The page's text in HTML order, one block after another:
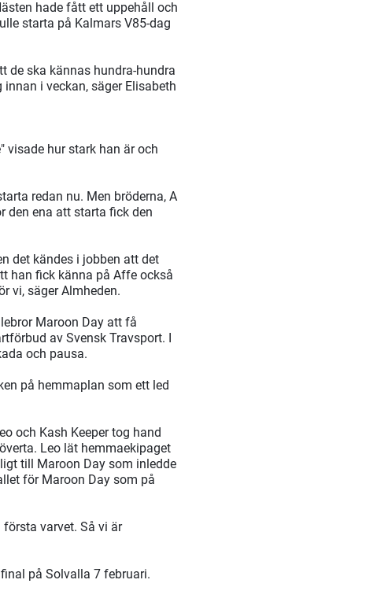
hade fått ett uppehåll och
starta på Kalmars V85-dag
de ska kännas hundra-hundra
i veckan, säger Elisabeth
visade hur stark han är och
redan nu. Men bröderna, A
den ena att starta fick den
det kändes i jobben att det
han fick känna på Affe också
vi, säger Almheden.
Maroon Day att få
av Svensk Travsport. I
och pausa.
på hemmaplan som ett led
och Kash Keeper tog hand
Leo lät hemmaekipaget
till Maroon Day som inledde
för Maroon Day som på
varvet. Så vi är
på Solvalla 7 februari.